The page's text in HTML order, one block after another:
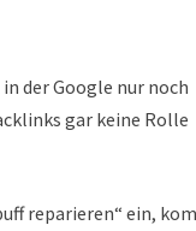
der Google nur noch
gar keine Rolle
reparieren“ ein,